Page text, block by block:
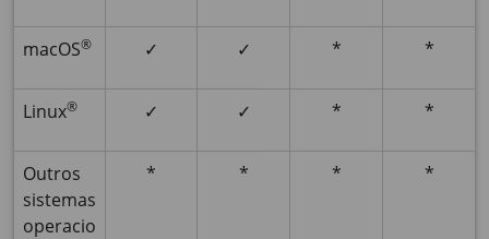
macOS® ✓ ✓ * *
Linux® ✓ ✓ * *
Outros
sistemas
operacio
* * * *